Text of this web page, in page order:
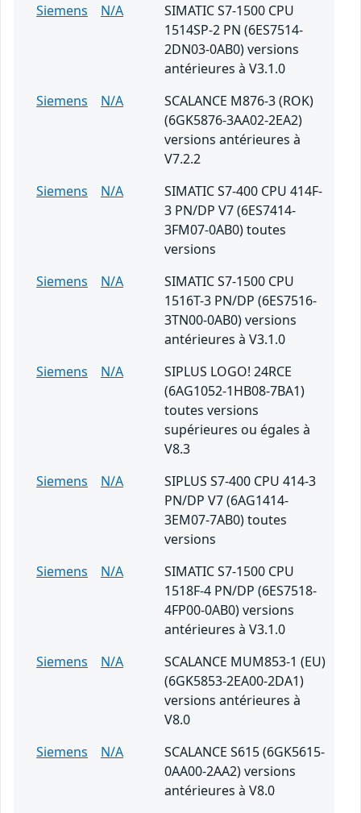
Siemens
N/A
SIMATIC S7-1500 CPU
1514SP-2 PN (6ES7514-
2DN03-0AB0) versions
antérieures à V3.1.0
Siemens
N/A
SCALANCE M876-3 (ROK)
(6GK5876-3AA02-2EA2)
versions antérieures à
V7.2.2
Siemens
N/A
SIMATIC S7-400 CPU 414F-
3 PN/DP V7 (6ES7414-
3FM07-0AB0) toutes
versions
Siemens
N/A
SIMATIC S7-1500 CPU
1516T-3 PN/DP (6ES7516-
3TN00-0AB0) versions
antérieures à V3.1.0
Siemens
N/A
SIPLUS LOGO! 24RCE
(6AG1052-1HB08-7BA1)
toutes versions
supérieures ou égales à
V8.3
Siemens
N/A
SIPLUS S7-400 CPU 414-3
PN/DP V7 (6AG1414-
3EM07-7AB0) toutes
versions
Siemens
N/A
SIMATIC S7-1500 CPU
1518F-4 PN/DP (6ES7518-
4FP00-0AB0) versions
antérieures à V3.1.0
Siemens
N/A
SCALANCE MUM853-1 (EU)
(6GK5853-2EA00-2DA1)
versions antérieures à
V8.0
Siemens
N/A
SCALANCE S615 (6GK5615-
0AA00-2AA2) versions
antérieures à V8.0